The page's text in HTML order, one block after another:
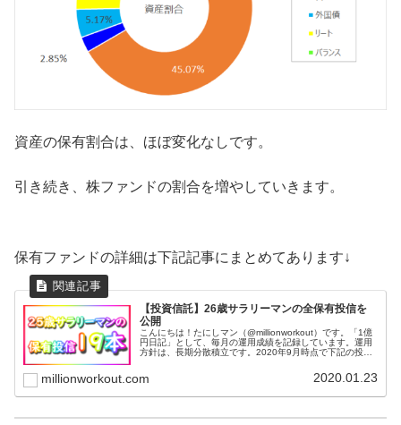
資産の保有割合は、ほぼ変化なしです。
引き続き、株ファンドの割合を増やしていきます。
保有ファンドの詳細は下記記事にまとめてあります↓
【投資信託】26歳サラリーマンの全保有投信を
公開
こんにちは！たにしマン（@millionworkout）です。「1億
円日記」として、毎月の運用成績を記録しています。運用
方針は、長期分散積立です。2020年9月時点で下記の投資
millionworkout.com 2020.01.23